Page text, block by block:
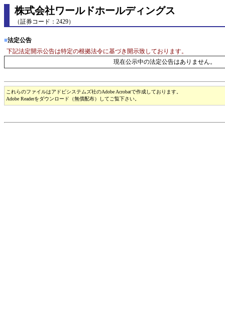
株式会社ワールドホールディングス
（証券コード：2429）
■法定公告
下記法定開示公告は特定の根拠法令に基づき開示致しております。
現在公示中の法定公告はありません。
これらのファイルはアドビシステムズ社のAdobe Acrobatで作成しております。
Adobe Readerをダウンロード（無償配布）してご覧下さい。